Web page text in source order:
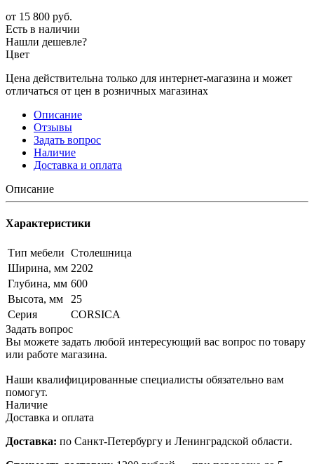
от 15 800 руб.
Есть в наличии
Нашли дешевле?
Цвет
Цена действительна только для интернет-магазина и может
отличаться от цен в розничных магазинах
Описание
Отзывы
Задать вопрос
Наличие
Доставка и оплата
Описание
Характеристики
Тип мебели Столешница
Ширина, мм 2202
Глубина, мм 600
Высота, мм
25
Серия
CORSICA
Задать вопрос
Вы можете задать любой интересующий вас вопрос по товару
или работе магазина.
Наши квалифицированные специалисты обязательно вам
помогут.
Наличие
Доставка и оплата
Доставка: по Санкт-Петербургу и Ленинградской области.